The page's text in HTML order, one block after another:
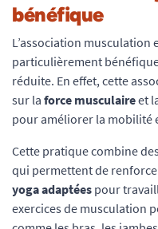
bénéfique
L’association musculation
particulièrement
réduite. En effet, cette
sur la force musculaireet
pour améliorer la mobilité
Cette pratique combine des
qui permettent de
yoga adaptées pour
exercices de musculation